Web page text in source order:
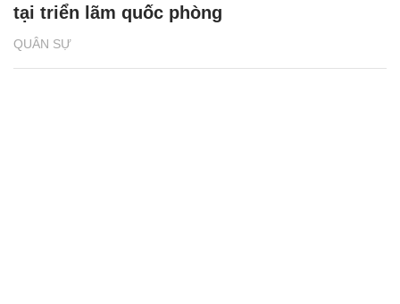
QUÂN SỰ
tại triển lãm quốc phòng